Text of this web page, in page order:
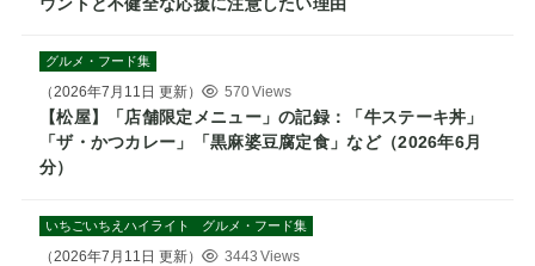
グルメ・フード集
（2026年7月11日 更新） 570 Views
【松屋】「店舗限定メニュー」の記録：「牛ステーキ丼」
「ザ・かつカレー」「黒麻婆豆腐定食」など（2026年6月
分）
いちごいちえハイライト グルメ・フード集
（2026年7月11日 更新） 3443 Views